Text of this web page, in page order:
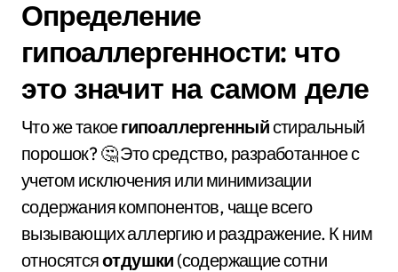
Определение
гипоаллергенности: что
это значит на самом деле
Что же такоегипоаллергенныйстиральный
порошок? 🤔 Это средство, разработанное с
учетом исключения или минимизации
содержания компонентов, чаще всего
вызывающих аллергию и раздражение. К ним
относятсяотдушки (содержащие сотни